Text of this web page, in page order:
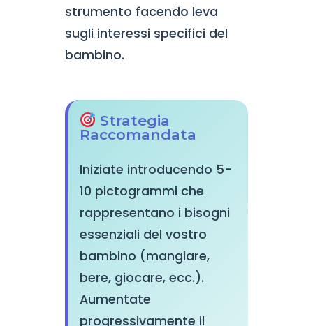
strumento facendo leva
sugli interessi specifici del
bambino.
Strategia
Raccomandata
Iniziate introducendo 5-
10 pictogrammi che
rappresentano i bisogni
essenziali del vostro
bambino (mangiare,
bere, giocare, ecc.).
Aumentate
progressivamente il